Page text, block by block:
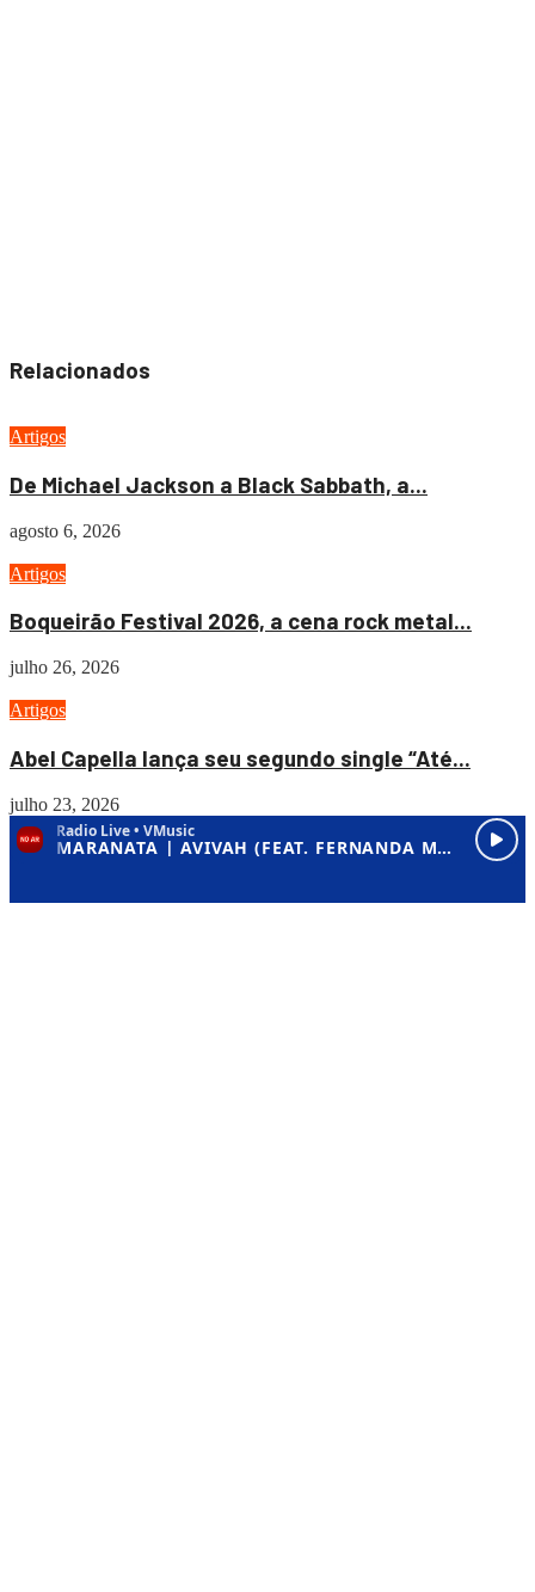
Relacionados
Artigos
De Michael Jackson a Black Sabbath, a...
agosto 6, 2026
Artigos
Boqueirão Festival 2026, a cena rock metal...
julho 26, 2026
Artigos
Abel Capella lança seu segundo single “Até...
julho 23, 2026